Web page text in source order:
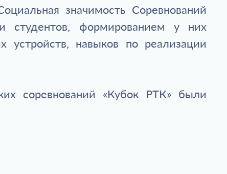
значимость Соревнований
студентов, формированием у них
устройств, навыков по реализации
соревнований «Кубок РТК» были